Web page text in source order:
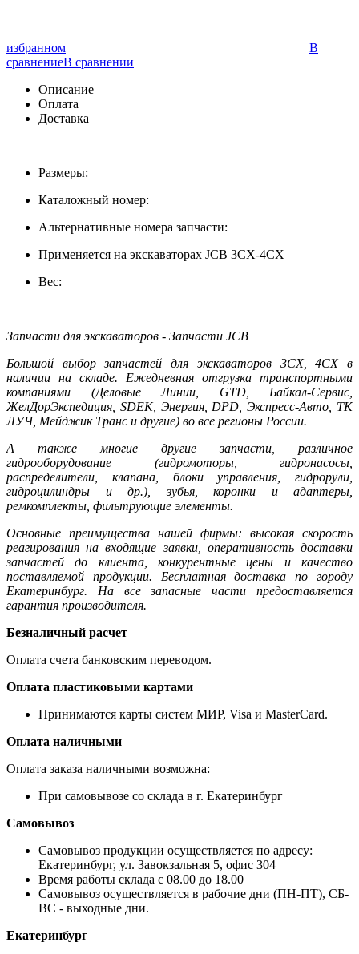
избранном
В
сравнениеВ сравнении
Описание
Оплата
Доставка
Размеры:
Каталожный номер:
Альтернативные номера запчасти:
Применяется на экскаваторах JCB 3CX-4CX
Вес:
Запчасти для экскаваторов - Запчасти JCB
Большой выбор запчастей для экскаваторов 3CX, 4CX в
наличии на складе. Ежедневная отгрузка транспортными
компаниями (Деловые Линии, GTD, Байкал-Сервис,
ЖелДорЭкспедиция, SDEK, Энергия, DPD, Экспресс-Авто, ТК
ЛУЧ, Мейджик Транс и другие) во все регионы России.
А также многие другие запчасти, различное
гидрооборудование (гидромоторы, гидронасосы,
распределители, клапана, блоки управления, гидрорули,
гидроцилиндры и др.), зубья, коронки и адаптеры,
ремкомплекты, фильтрующие элементы.
Основные преимущества нашей фирмы: высокая скорость
реагирования на входящие заявки, оперативность доставки
запчастей до клиента, конкурентные цены и качество
поставляемой продукции. Бесплатная доставка по городу
Екатеринбург. На все запасные части предоставляется
гарантия производителя.
Безналичный расчет
Оплата счета банковским переводом.
Оплата пластиковыми картами
Принимаются карты систем МИР, Visa и MasterCard.
Оплата наличными
Оплата заказа наличными возможна:
При самовывозе со склада в г. Екатеринбург
Самовывоз
Самовывоз продукции осуществляется по адресу:
Екатеринбург, ул. Завокзальная 5, офис 304
Время работы склада с 08.00 до 18.00
Самовывоз осуществляется в рабочие дни (ПН-ПТ), СБ-
ВС - выходные дни.
Екатеринбург